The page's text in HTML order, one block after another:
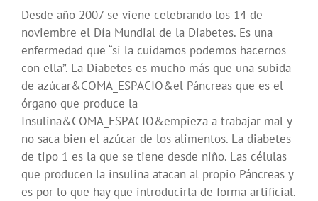
Desde año 2007 se viene celebrando los 14 de
noviembre el Día Mundial de la Diabetes. Es una
enfermedad que “si la cuidamos podemos hacernos
con ella”. La Diabetes es mucho más que una subida
de azúcar&COMA_ESPACIO&el Páncreas que es el
órgano que produce la
Insulina&COMA_ESPACIO&empieza a trabajar mal y
no saca bien el azúcar de los alimentos. La diabetes
de tipo 1 es la que se tiene desde niño. Las células
que producen la insulina atacan al propio Páncreas y
es por lo que hay que introducirla de forma artificial.